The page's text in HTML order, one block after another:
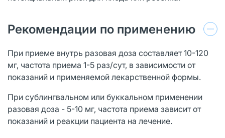
Рекомендации по применению
При приеме внутрь разовая доза составляет 10-120
мг, частота приема 1-5 раз/сут, в зависимости от
показаний и применяемой лекарственной формы.
При сублингвальном или буккальном применении
разовая доза - 5-10 мг, частота приема зависит от
показаний и реакции пациента на лечение.